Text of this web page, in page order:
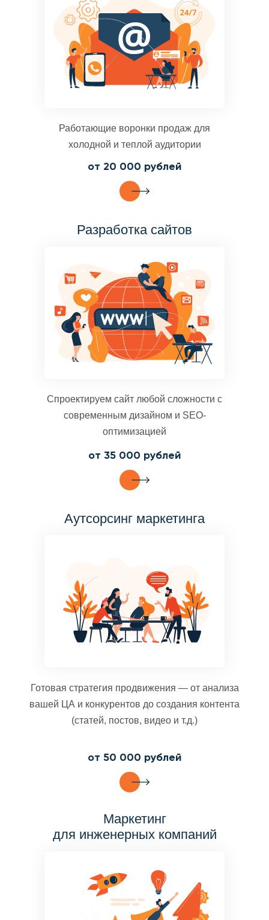
Работающие воронки продаж для
холодной и теплой аудитории
от 20 000 рублей
Разработка сайтов
Спроектируем сайт любой сложности с
современным дизайном и SEO-
оптимизацией
от 35 000 рублей
Аутсорсинг маркетинга
Готовая стратегия продвижения — от анализа
вашей ЦА и конкурентов до создания контента
(статей, постов, видео и т.д.)
от 50 000 рублей
Маркетинг
для инженерных компаний